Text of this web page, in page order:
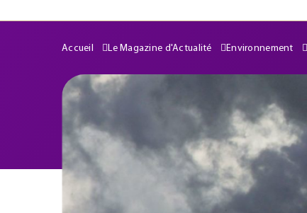
Accueil Le Magazine d'Actualité Environnement